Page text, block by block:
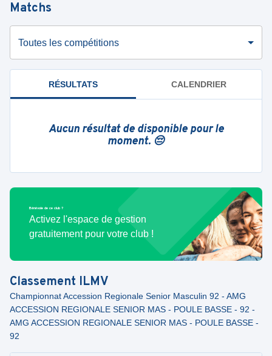
Matchs
Toutes les compétitions
RÉSULTATS CALENDRIER
Aucun résultat de disponible pour le
moment. 😔
Bénévole de ce club ?
Activez l'espace de gestion
gratuitement pour votre club !
Classement ILMV
Championnat Accession Regionale Senior Masculin 92 - AMG
ACCESSION REGIONALE SENIOR MAS - POULE BASSE - 92 -
AMG ACCESSION REGIONALE SENIOR MAS - POULE BASSE -
92